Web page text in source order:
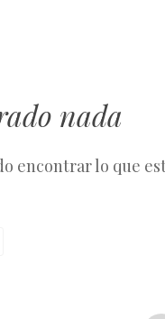
nada
encontrar lo que